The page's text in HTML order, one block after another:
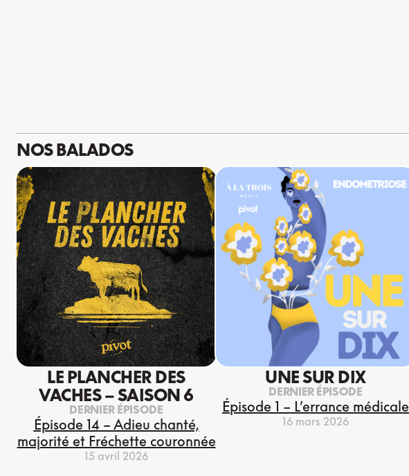
NOS BALADOS
LE PLANCHER DES
VACHES – SAISON 6
DERNIER ÉPISODE
Épisode 14 – Adieu chanté,
majorité et Fréchette couronnée
15 avril 2026
UNE SUR DIX
DERNIER ÉPISODE
Épisode 1 – L’errance médicale
16 mars 2026